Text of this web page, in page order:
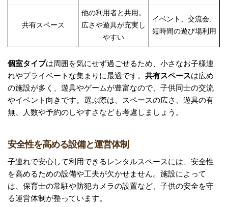
共有スペース
他の利用者と共用。
広さや遊具が充実し
やすい
イベント、交流会、
短時間の遊び場利用
個室タイプは周囲を気にせず過ごせるため、小さなお子様連
れやプライベートな集まりに最適です。 共有スペースは広め
の施設が多く、遊具やゲームが豊富なので、子供同士の交流
やイベント向きです。選ぶ際は、スペースの広さ、遊具の有
無、人数や予約のしやすさなども考慮しましょう。
安全性を高める設備と運営体制
子連れで安心して利用できるレンタルスペースには、安全性
を高めるための設備や工夫が欠かせません。施設によって
は、保育士の常駐や防犯カメラの設置など、子供の安全を守
る運営体制が整っています。